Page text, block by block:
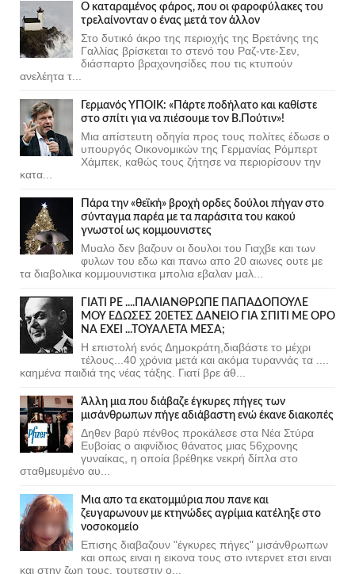
Ο καταραμένος φάρος, που οι φαροφύλακες του
τρελαίνονταν ο ένας μετά τον άλλον
Στο δυτικό άκρο της περιοχής της Βρετάνης της
Γαλλίας βρίσκεται το στενό του Ραζ-ντε-Σεν,
διάσπαρτο βραχονησίδες που τις κτυπούν
ανελέητα τ...
Γερμανός ΥΠΟΙΚ: «Πάρτε ποδήλατο και καθίστε
στο σπίτι για να πιέσουμε τον Β.Πούτιν»!
Μια απίστευτη οδηγία προς τους πολίτες έδωσε ο
υπουργός Οικονομικών της Γερμανίας Ρόμπερτ
Χάμπεκ, καθώς τους ζήτησε να περιορίσουν την
κατα...
Πάρα την «θεϊκή» βροχή ορδες δούλοι πήγαν στο
σύνταγμα παρέα με τα παράσιτα του κακού
γνωστοί ως κομμουνιστες
Μυαλο δεν βαζουν οι δουλοι του Γιαχβε και των
φυλων του εδω και πανω απο 20 αιωνες ουτε με
τα διαβολικα κομμουνιστικα μπολια εβαλαν μαλ...
ΓΙΑΤΙ ΡΕ ....ΠΑΛΙΑΝΘΡΩΠΕ ΠΑΠΑΔΟΠΟΥΛΕ
ΜΟΥ ΕΔΩΣΕΣ 20ΕΤΕΣ ΔΑΝΕΙΟ ΓΙΑ ΣΠΙΤΙ ΜΕ ΟΡΟ
ΝΑ ΕΧΕΙ ...ΤΟΥΑΛΕΤΑ ΜΕΣΑ;
Η επιστολή ενός Δημοκράτη,διαβάστε το μέχρι
τέλους...40 χρόνια μετά και ακόμα τυραννάς τα ....
καημένα παιδιά της νέας τάξης. Γιατί βρε άθ...
Άλλη μια που διάβαζε έγκυρες πήγες των
μισάνθρωπων πήγε αδιάβαστη ενώ έκανε διακοπές
Δηθεν βαρύ πένθος προκάλεσε στα Νέα Στύρα
Ευβοίας ο αιφνίδιος θάνατος μιας 56χρονης
γυναίκας, η οποία βρέθηκε νεκρή δίπλα στο
σταθμευμένο αυ...
Μια απο τα εκατομμύρια που πανε και
ζευγαρωνουν με κτηνώδες αγρίμια κατέληξε στο
νοσοκομείο
Επισης διαβαζουν "έγκυρες πήγες" μισάνθρωπων
και οπως ειναι η εικονα τους στο ιντερνετ ετσι ειναι
και στην ζωη τους, τουτεστιν ο...